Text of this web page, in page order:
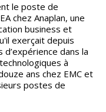
le poste de
chez Anaplan, une
business et
exerçait depuis
dans la
à
ans chez EMC et
postes de